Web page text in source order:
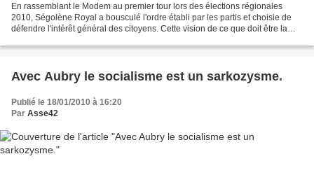
En rassemblant le Modem au premier tour lors des élections régionales
2010, Ségolène Royal a bousculé l'ordre établi par les partis et choisie de
défendre l'intérêt général des citoyens. Cette vision de ce que doit être la
Avec Aubry le socialisme est un sarkozysme.
Publié le 18/01/2010 à 16:20
Par Asse42